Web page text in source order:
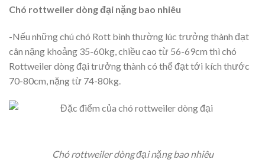
Chó rottweiler dòng đại nặng bao nhiêu
-Nếu những chú chó Rott bình thường lúc trưởng thành đạt
cân nặng khoảng 35-60kg, chiều cao từ 56-69cm thì chó
Rottweiler dòng đại trưởng thành có thể đạt tới kích thước
70-80cm, nặng từ 74-80kg.
Chó rottweiler dòng đại nặng bao nhiêu